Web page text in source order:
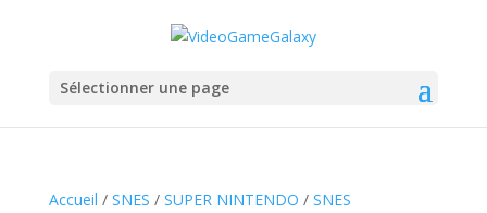
Sélectionner une page
Accueil / SNES / SUPER NINTENDO / SNES